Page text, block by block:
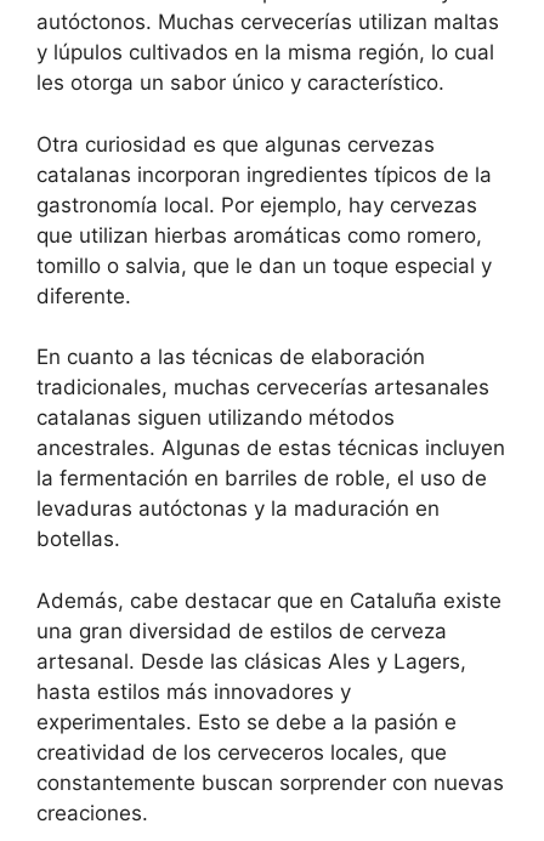
autóctonos. Muchas cervecerías utilizan maltas
y lúpulos cultivados en la misma región, lo cual
les otorga un sabor único y característico.
Otra curiosidad es que algunas cervezas
catalanas incorporan ingredientes típicos de la
gastronomía local. Por ejemplo, hay cervezas
que utilizan hierbas aromáticas como romero,
tomillo o salvia, que le dan un toque especial y
diferente.
En cuanto a las técnicas de elaboración
tradicionales, muchas cervecerías artesanales
catalanas siguen utilizando métodos
ancestrales. Algunas de estas técnicas incluyen
la fermentación en barriles de roble, el uso de
levaduras autóctonas y la maduración en
botellas.
Además, cabe destacar que en Cataluña existe
una gran diversidad de estilos de cerveza
artesanal. Desde las clásicas Ales y Lagers,
hasta estilos más innovadores y
experimentales. Esto se debe a la pasión e
creatividad de los cerveceros locales, que
constantemente buscan sorprender con nuevas
creaciones.